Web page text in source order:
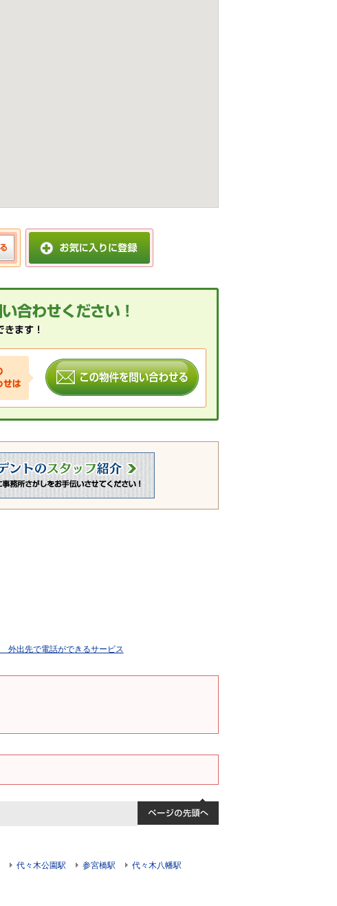
代々木公園駅 参宮橋駅
代々木八幡駅